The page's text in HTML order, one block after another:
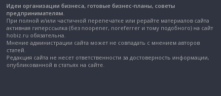
Идеи организации бизнеса, готовые бизнес-планы, советы
предпринимателям.
При полной и/или частичной перепечатке или рерайте материалов сайта
активная гиперссылка (без noopener, noreferrer и тому подобного) на сайт
hobiz.ru обязательна.
Мнение администрации сайта может не совпадать с мнением авторов
статей.
Редакция сайта не несет ответственности за достоверность информации,
опубликованной в статьях на сайте.